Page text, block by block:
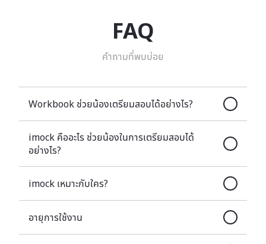
FAQ
คำถามที่พบบ่อย
Workbook ช่วยน้องเตรียมสอบได้อย่างไร?
imock คืออะไร ช่วยน้องในการเตรียมสอบได้
อย่างไร?
imock เหมาะกับใคร?
อายุการใช้งาน